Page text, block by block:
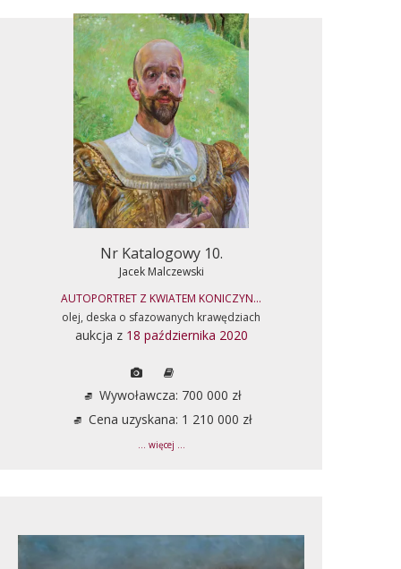
Nr Katalogowy 10.
Jacek Malczewski
AUTOPORTRET Z KWIATEM KONICZYN...
olej, deska o sfazowanych krawędziach
aukcja z 18 października 2020
Wywoławcza: 700 000 zł
Cena uzyskana: 1 210 000 zł
... więcej ...